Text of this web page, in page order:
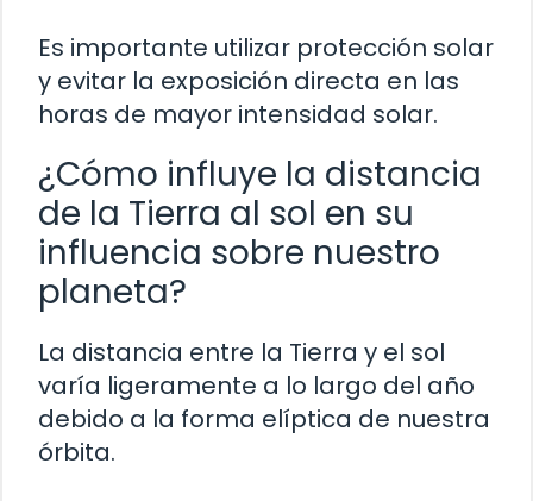
Es importante utilizar protección solar
y evitar la exposición directa en las
horas de mayor intensidad solar.
¿Cómo influye la distancia
de la Tierra al sol en su
influencia sobre nuestro
planeta?
La distancia entre la Tierra y el sol
varía ligeramente a lo largo del año
debido a la forma elíptica de nuestra
órbita.